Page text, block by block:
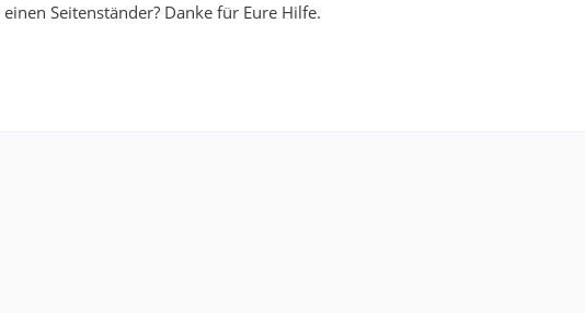
Seitenständer? Danke für Eure Hilfe.